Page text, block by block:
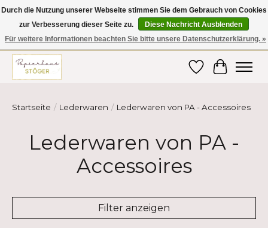
Hier finden Sie hochwertige Produkte im Bereich Schule, Büro, Papier,
Schreiben und vieles mehr! Erhalten Sie Ihre Bestellung bequem nach
Hause oder ins Büro geliefert!
Wunschzettel
Ihr
Startseite / Lederwaren / Lederwaren von PA - Accessoires
Lederwaren von PA -
Accessoires
Filter anzeigen
Durch die Nutzung unserer Webseite stimmen Sie dem Gebrauch von Cookies
zur Verbesserung dieser Seite zu.
Diese Nachricht Ausblenden
Für weitere Informationen beachten Sie bitte unsere Datenschutzerklärung. »